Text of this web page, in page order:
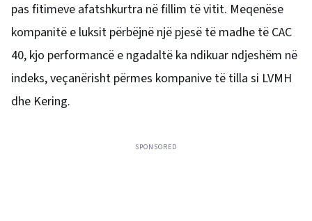
pas fitimeve afatshkurtra në fillim të vitit. Meqenëse
kompanitë e luksit përbëjnë një pjesë të madhe të CAC
40, kjo performancë e ngadaltë ka ndikuar ndjeshëm në
indeks, veçanërisht përmes kompanive të tilla si LVMH
dhe Kering.
SPONSORED